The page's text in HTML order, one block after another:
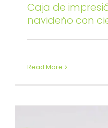
Caja de
navideño con
Read More
impresión